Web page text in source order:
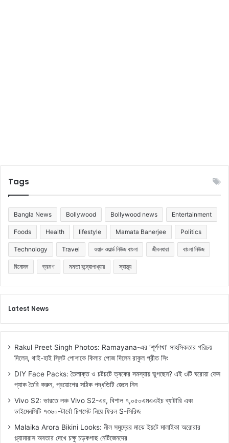
Tags
Bangla News Bollywood Bollywood news Entertainment
Foods Health lifestyle Mamata Banerjee Politics
Technology Travel ওয়ান ওয়ার্ল্ড নিউজ বাংলা জীবনধারা বাংলা নিউজ
বিনোদন ভ্রমণ মমতা বন্দ্যোপাধ্যায় স্বাস্থ্য
Latest News
Rakul Preet Singh Photos: Ramayana-এর ‘শূর্পণখা’ সাহসিকতার পরিচয়
দিলেন, থাই-হাই স্লিট পোশাকে কিলার পোজ দিলেন রাকুল প্রীত সিং
DIY Face Packs: তৈলাক্ত ও চটচটে ত্বকের সমস্যায় ভুগছেন? এই ৩টি ঘরোয়া ফেস
প্যাক তৈরি করুন, প্রয়োগের সঠিক পদ্ধতিটি জেনে নিন
Vivo S2: ভারতে লঞ্চ Vivo S2-এর, বিশাল ৭,০৫০এমএএইচ ব্যাটারি এবং
ডাইমেনসিটি ৭৩৬০-টার্বো চিপসেট নিয়ে ফিরল S-সিরিজ
Malaika Arora Bikini Looks: নীল সমুদ্রের মাঝে ইয়টে মালাইকা অরোরার
গ্ল্যামারাস অবতার দেখে চক্ষু চড়কগাছ নেটিজেনদের